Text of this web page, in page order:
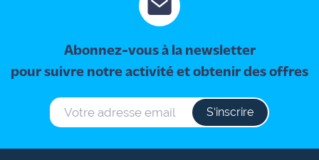
Abonnez-vous à la newsletter
pour suivre notre activité et obtenir des offres
S‘inscrire